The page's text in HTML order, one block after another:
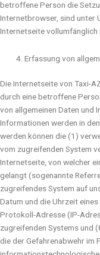
betroffene Person die
Internetbrowser, sind unter
Internetseite vollumfänglich
Erfassung von
Die Internetseite von Taxi-
durch eine betroffene
von allgemeinen Daten und
Informationen werden in
werden können die (1)
vom zugreifenden System
Internetseite, von welcher
gelangt (sogenannte
zugreifendes System auf
Datum und die Uhrzeit
Protokoll-Adresse (IP-
zugreifenden Systems und
die der Gefahrenabwehr im